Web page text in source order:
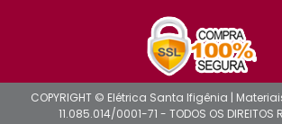
COPYRIGHT © Elétrica Santa Ifigênia |
11.085.014/0001-71 - TODOS OS DIREITOS